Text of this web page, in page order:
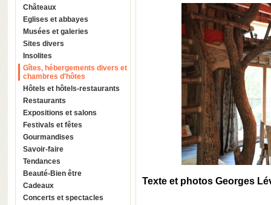
Châteaux
Eglises et abbayes
Musées et galeries
Sites divers
Insolites
Gîtes, hébergements divers et
chambres d'hôtes
Hôtels et hôtels-restaurants
Restaurants
Expositions et salons
Festivals et fêtes
Gourmandises
Savoir-faire
Tendances
Beauté-Bien être
Cadeaux
Concerts et spectacles
Texte et photos Georges